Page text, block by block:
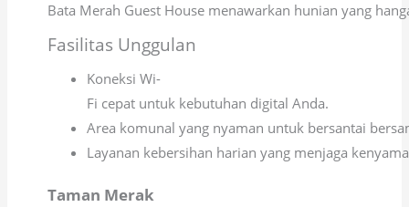
Bata Merah Guest House menawarkan hunian yang
Fasilitas Unggulan
Koneksi Wi-
Fi cepat untuk kebutuhan digital Anda.
Area komunal yang nyaman untuk bersantai
Layanan kebersihan harian yang menjaga
Taman Merak